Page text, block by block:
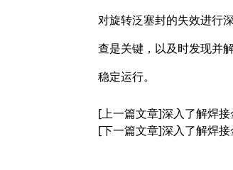
对旋转泛塞封的失效进行
查是关键，以及时发现并
稳定运行。
[上一篇文章]深入了解焊
[下一篇文章]深入了解焊